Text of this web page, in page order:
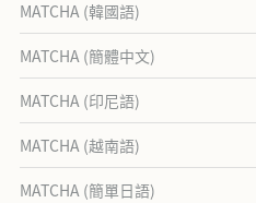
MATCHA (韓國語)
MATCHA (簡體中文)
MATCHA (印尼語)
MATCHA (越南語)
MATCHA (簡單日語)